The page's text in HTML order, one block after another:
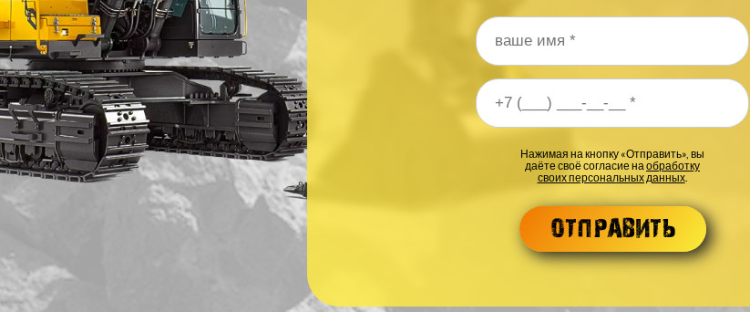
Ваш номер телефона
Нажимая на кнопку «Отправить», вы
даёте своё согласие на обработку
своих персональных данных.